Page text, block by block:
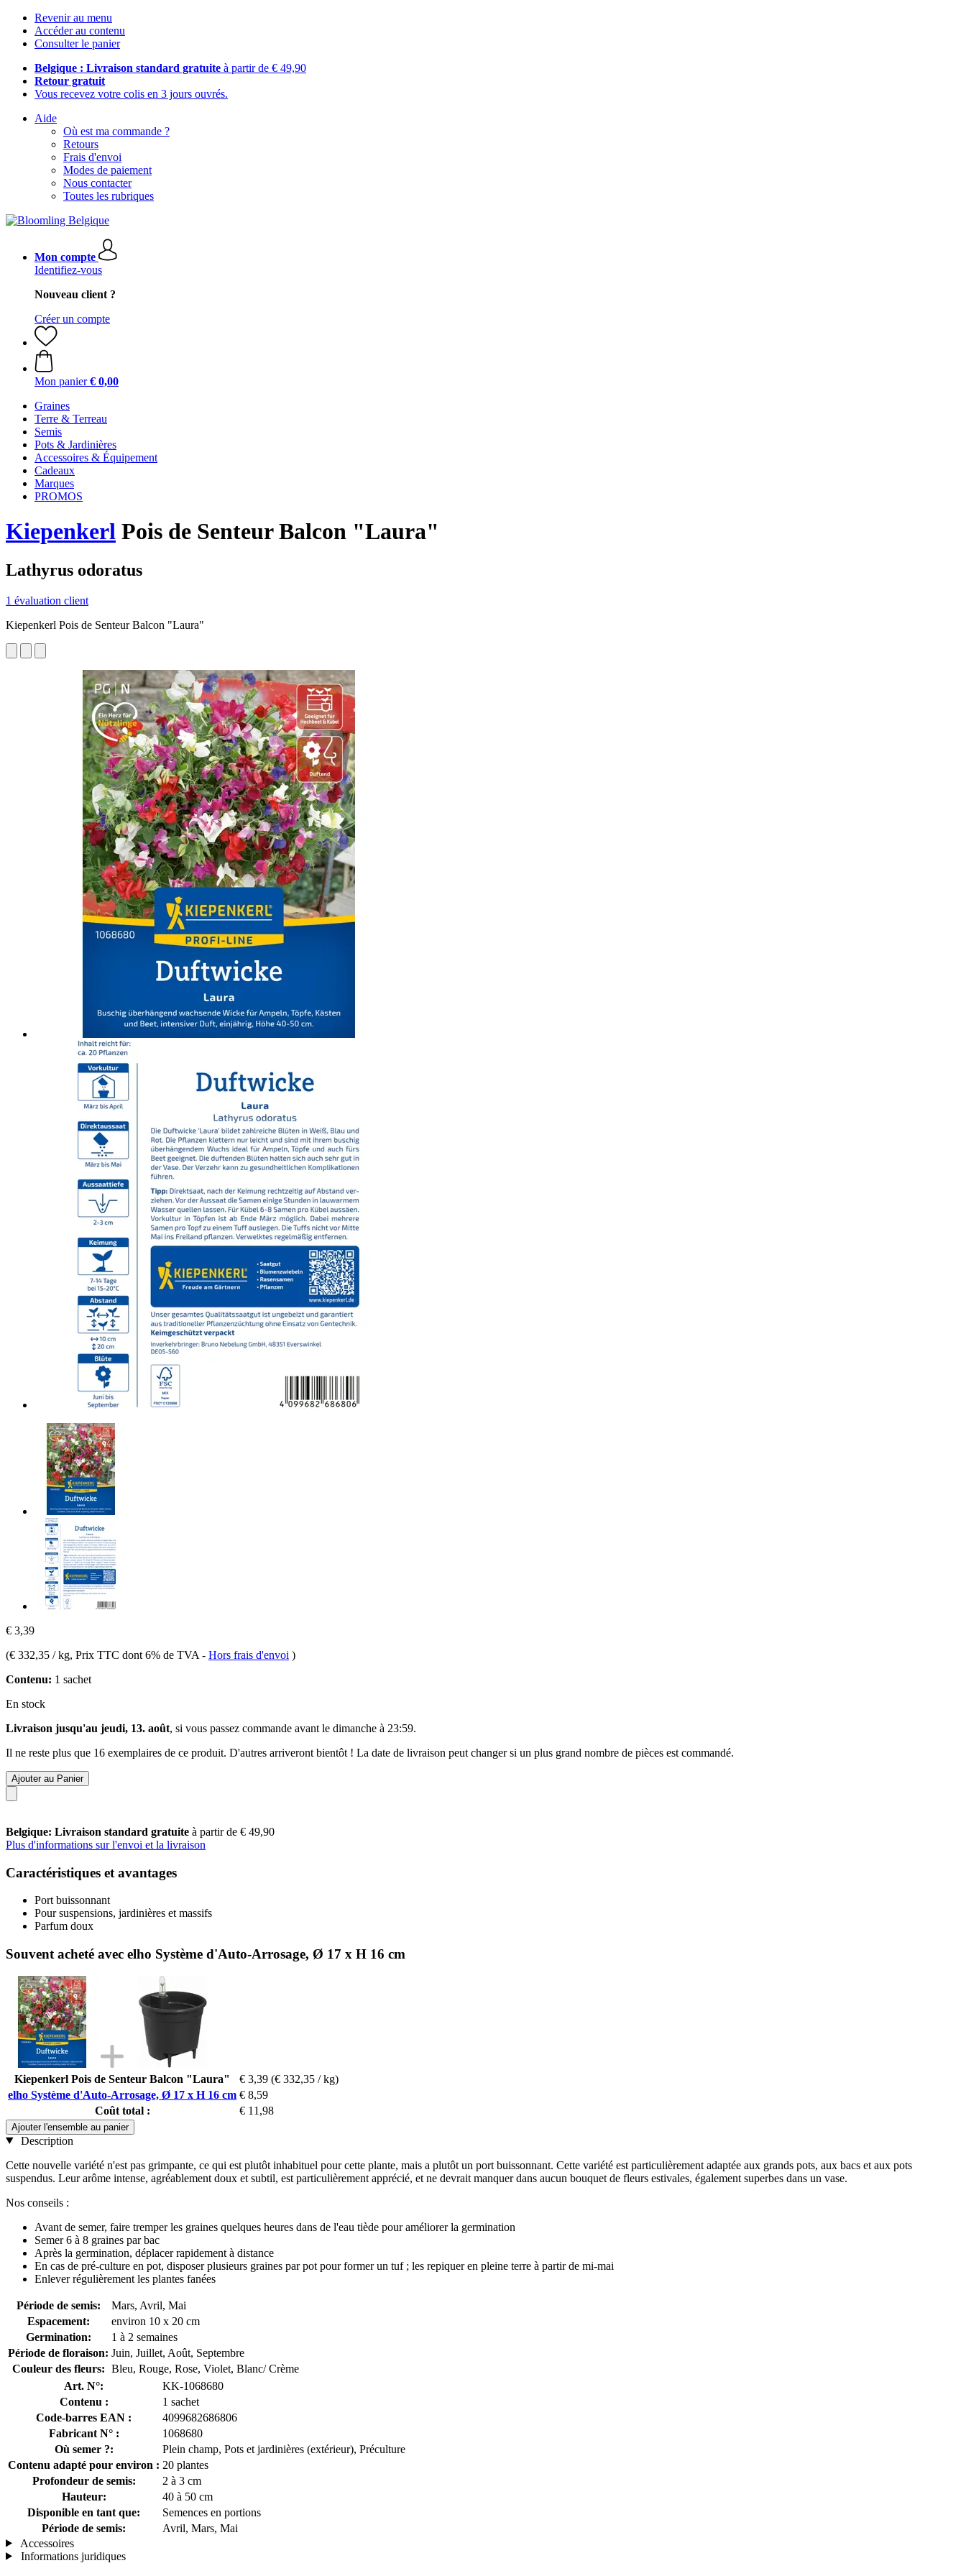
Revenir au menu
Accéder au contenu
Consulter le panier
Belgique : Livraison standard gratuite à partir de € 49,90
Retour gratuit
Vous recevez votre colis en 3 jours ouvrés.
Aide
Où est ma commande ?
Retours
Frais d'envoi
Modes de paiement
Nous contacter
Toutes les rubriques
Mon compte
Identifiez-vous
Nouveau client ?
Créer un compte
Mon panier € 0,00
Graines
Terre & Terreau
Semis
Pots & Jardinières
Accessoires & Équipement
Cadeaux
Marques
PROMOS
Kiepenkerl Pois de Senteur Balcon "Laura"
Lathyrus odoratus
1 évaluation client
Kiepenkerl Pois de Senteur Balcon "Laura"
€ 3,39
(€ 332,35 / kg, Prix TTC dont 6% de TVA - Hors frais d'envoi )
Contenu: 1 sachet
En stock
Livraison jusqu'au jeudi, 13. août, si vous passez commande avant le dimanche à 23:59.
Il ne reste plus que 16 exemplaires de ce produit. D'autres arriveront bientôt ! La date de livraison peut changer si un plus grand nombre de pièces est commandé.
Ajouter au Panier
Belgique: Livraison standard gratuite à partir de € 49,90
Plus d'informations sur l'envoi et la livraison
Caractéristiques et avantages
Port buissonnant
Pour suspensions, jardinières et massifs
Parfum doux
Souvent acheté avec elho Système d'Auto-Arrosage, Ø 17 x H 16 cm
Kiepenkerl Pois de Senteur Balcon "Laura" € 3,39 (€ 332,35 / kg)
elho Système d'Auto-Arrosage, Ø 17 x H 16 cm € 8,59
Coût total :
€ 11,98
Ajouter l'ensemble au panier
Description
Cette nouvelle variété n'est pas grimpante, ce qui est plutôt inhabituel pour cette plante, mais a plutôt un port buissonnant. Cette variété est particulièrement adaptée aux grands pots, aux bacs et aux pots
suspendus. Leur arôme intense, agréablement doux et subtil, est particulièrement apprécié, et ne devrait manquer dans aucun bouquet de fleurs estivales, également superbes dans un vase.
Nos conseils :
Avant de semer, faire tremper les graines quelques heures dans de l'eau tiède pour améliorer la germination
Semer 6 à 8 graines par bac
Après la germination, déplacer rapidement à distance
En cas de pré-culture en pot, disposer plusieurs graines par pot pour former un tuf ; les repiquer en pleine terre à partir de mi-mai
Enlever régulièrement les plantes fanées
Période de semis:
Mars, Avril, Mai
Espacement:
environ 10 x 20 cm
Germination:
1 à 2 semaines
Période de floraison: Juin, Juillet, Août, Septembre
Couleur des fleurs: Bleu, Rouge, Rose, Violet, Blanc/ Crème
Art. N°:
KK-1068680
Contenu :
1 sachet
Code-barres EAN :
4099682686806
Fabricant N° :
1068680
Où semer ?:
Plein champ, Pots et jardinières (extérieur), Préculture
Contenu adapté pour environ : 20 plantes
Profondeur de semis:
2 à 3 cm
Hauteur:
40 à 50 cm
Disponible en tant que:
Semences en portions
Période de semis:
Avril, Mars, Mai
Accessoires
Informations juridiques